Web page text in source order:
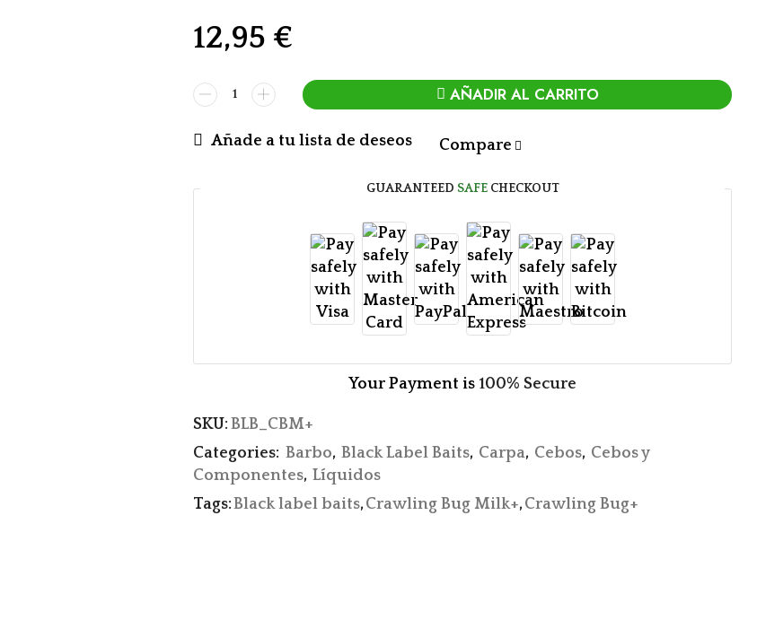
12,95 €
AÑADIR AL CARRITO
Añade a tu lista de deseos Compare
GUARANTEED SAFECHECKOUT
Your Payment is 100% Secure
SKU: BLB_CBM+
Categories: Barbo, Black Label Baits, Carpa, Cebos, Cebos y
Componentes, Líquidos
Tags:Black label baits,Crawling Bug Milk+,Crawling Bug+